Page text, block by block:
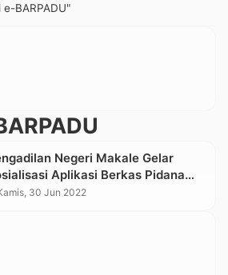
e-BARPADU"
Negeri Makale Gelar
Aplikasi Berkas Pidana
e- BERPADU
30 Jun 2022